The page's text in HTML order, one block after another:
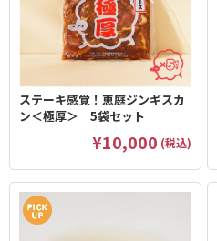
ステーキ感覚！恵庭ジンギスカ
ン＜極厚＞ 5袋セット
¥10,000 (税込)